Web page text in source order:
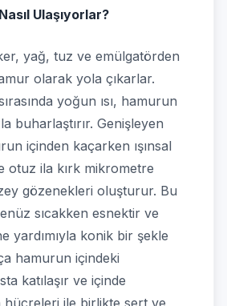
Ulaşıyorlar?
yağ, tuz ve emülgatörden
olarak yola çıkarlar.
yoğun ısı, hamurun
buharlaştırır. Genişleyen
içinden kaçarken ışınsal
otuz ila kırk mikrometre
gözenekleri oluşturur. Bu
sıcakken esnektir ve
yardımıyla konik bir şekle
hamurun içindeki
katılaşır ve içinde
hücreleri ile birlikte sert ve